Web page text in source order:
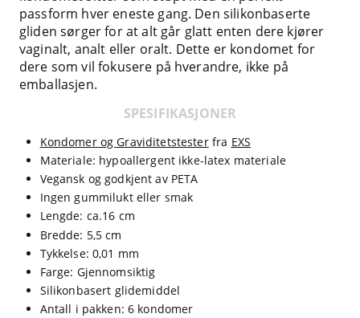
passform hver eneste gang. Den silikonbaserte
gliden sørger for at alt går glatt enten dere kjører
vaginalt, analt eller oralt. Dette er kondomet for
dere som vil fokusere på hverandre, ikke på
emballasjen.
SPESIFIKASJONER
Kondomer og Graviditetstesterfra EXS
Materiale: hypoallergent ikke-latex materiale
Vegansk og godkjent av PETA
Ingen gummilukt eller smak
Lengde: ca.16 cm
Bredde: 5,5 cm
Tykkelse: 0,01 mm
Farge: Gjennomsiktig
Silikonbasert glidemiddel
Antall i pakken: 6 kondomer